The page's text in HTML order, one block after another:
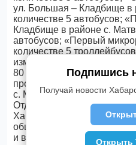
ул. Большая – Кладбище в
количестве 5 автобусов;
Кладбище в районе с.
автобусов; «Первый
количестве 5
изменена схема движения
80 сообщением «Речной
продлением до кладбища,
с. Матвеевка.
Отделам УМВД и ГИБДД
Хабаровску
общественного порядка и
и выезд автобусов в
Подпишись
Получай новости
Открыть